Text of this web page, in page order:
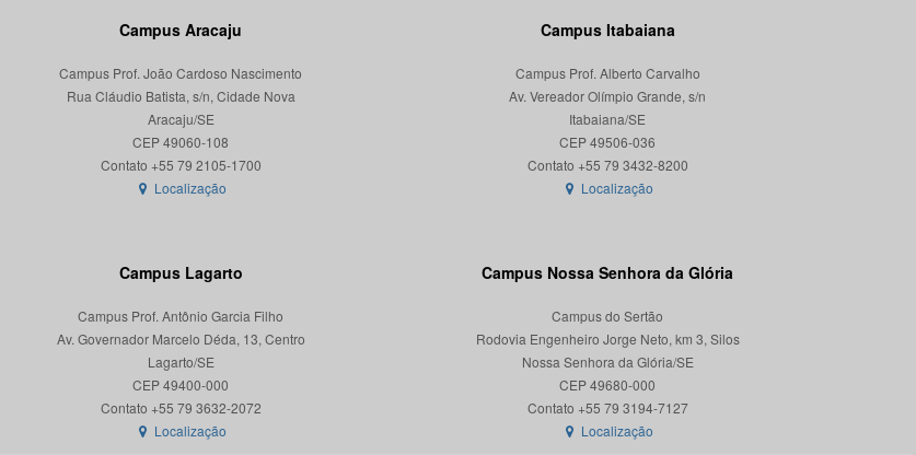
Campus Aracaju
Campus Prof. João Cardoso Nascimento
Rua Cláudio Batista, s/n, Cidade Nova
Aracaju/SE
CEP 49060-108
Localização
Campus Itabaiana
Campus Prof. Alberto Carvalho
Av. Vereador Olímpio Grande, s/n
Itabaiana/SE
CEP 49506-036
Localização
Campus Lagarto
Campus Prof. Antônio Garcia Filho
Av. Governador Marcelo Déda, 13, Centro
Lagarto/SE
CEP 49400-000
Localização
Campus Nossa Senhora da Glória
Campus do Sertão
Rodovia Engenheiro Jorge Neto, km 3, Silos
Nossa Senhora da Glória/SE
CEP 49680-000
Contato +55 79 3194-7127
Localização